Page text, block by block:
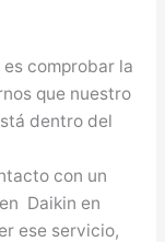
comprobar la
que nuestro
dentro del
con un
Daikin en
ese servicio,